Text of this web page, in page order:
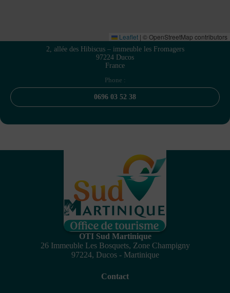
Leaflet | © OpenStreetMap contributors
2, allée des Hibiscus – immeuble les Fromagers
97224 Ducos
France
Phone :
0696 03 52 38
OTI Sud Martinique
26 Immeuble Les Bosquets, Zone Champigny
97224, Ducos - Martinique
Contact